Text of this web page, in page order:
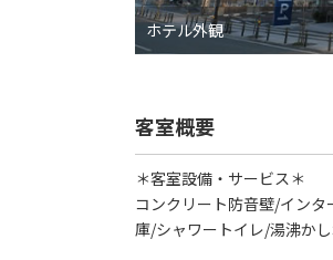
ホテル外観
客室概要
＊客室設備・サービス＊
コンクリート防音壁/イン
庫/シャワートイレ/湯沸か